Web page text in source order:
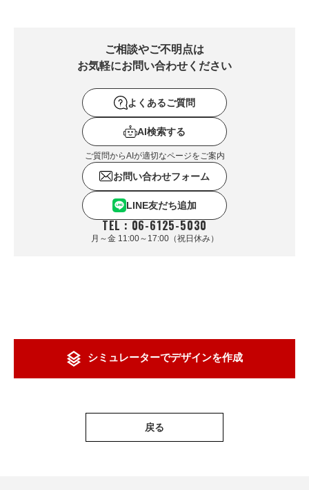
ご相談やご不明点は
お気軽にお問い合わせください
よくあるご質問
AI検索する
ご質問からAIが適切なページをご案内
お問い合わせフォーム
LINE友だち追加
TEL : 06-6125-5030
月～金 11:00～17:00（祝日休み）
シミュレーターでデザインを作成
戻る